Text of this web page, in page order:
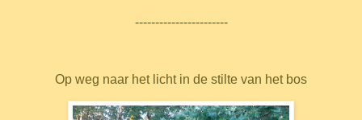
-----------------------
Op weg naar het licht in de stilte van het bos